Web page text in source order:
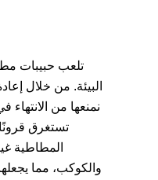
تلعب حبيبات
البيئة. من خلال
نمنعها من
تستغرق قرونًا
المطاطية
والكوكب، مما